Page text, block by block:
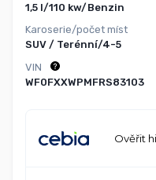
1,5 l/110 kw/Benzin
Karoserie/počet míst
SUV / Terénní/4-5
VIN
WF0FXXWPMFRS83103
Ověřit